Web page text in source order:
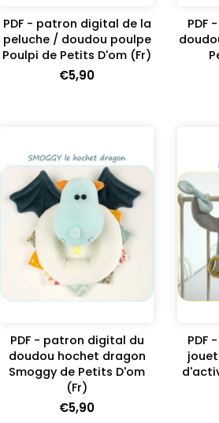
PDF - patron digital de la
peluche / doudou poulpe
Poulpi de Petits D'om (Fr)
€5,90
PDF
PDF - patron digital du
doudou hochet dragon
Smoggy de Petits D'om
(Fr)
€5,90
PDF